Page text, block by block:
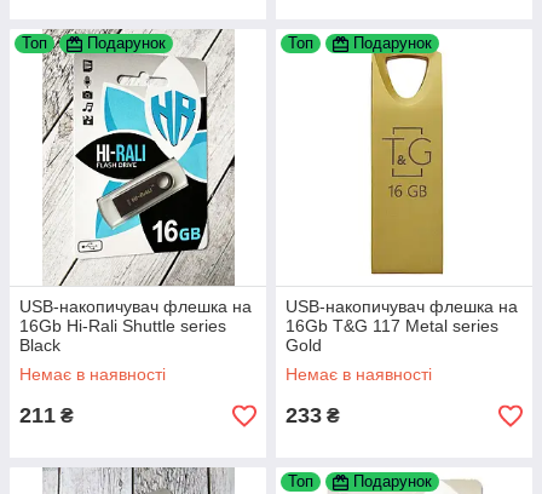
Топ Подарунок
USB-накопичувач флешка на
16Gb Hi-Rali Shuttle series
Вlack
Немає в наявності
211 ₴
Топ Подарунок
USB-накопичувач флешка на
16Gb T&G 117 Metal series
Gold
Немає в наявності
233 ₴
Топ Подарунок